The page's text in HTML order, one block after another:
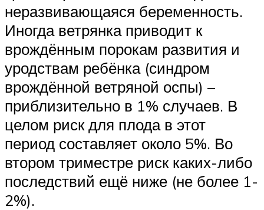
неразвивающаяся беременность.
Иногда ветрянка приводит к
врождённым порокам развития и
уродствам ребёнка (синдром
врождённой ветряной оспы) –
приблизительно в 1% случаев. В
целом риск для плода в этот
период составляет около 5%. Во
втором триместре риск каких-либо
последствий ещё ниже (не более 1-
2%).